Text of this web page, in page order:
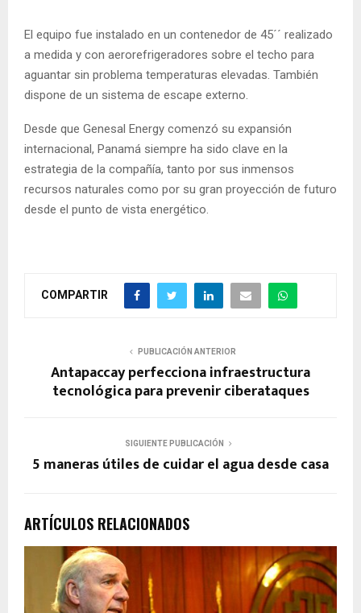
El equipo fue instalado en un contenedor de 45´´ realizado
a medida y con aerorefrigeradores sobre el techo para
aguantar sin problema temperaturas elevadas. También
dispone de un sistema de escape externo.
Desde que Genesal Energy comenzó su expansión
internacional, Panamá siempre ha sido clave en la
estrategia de la compañía, tanto por sus inmensos
recursos naturales como por su gran proyección de futuro
desde el punto de vista energético.
COMPARTIR
PUBLICACIÓN ANTERIOR
Antapaccay perfecciona infraestructura
tecnológica para prevenir ciberataques
SIGUIENTE PUBLICACIÓN
5 maneras útiles de cuidar el agua desde casa
ARTÍCULOS RELACIONADOS